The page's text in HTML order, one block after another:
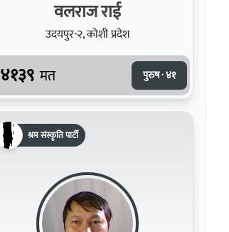
वलराज राई
उदयपुर-२, कोशी प्रदेश
४१३९ मत पुरुष · ४१
श्रम संस्कृति पार्टी